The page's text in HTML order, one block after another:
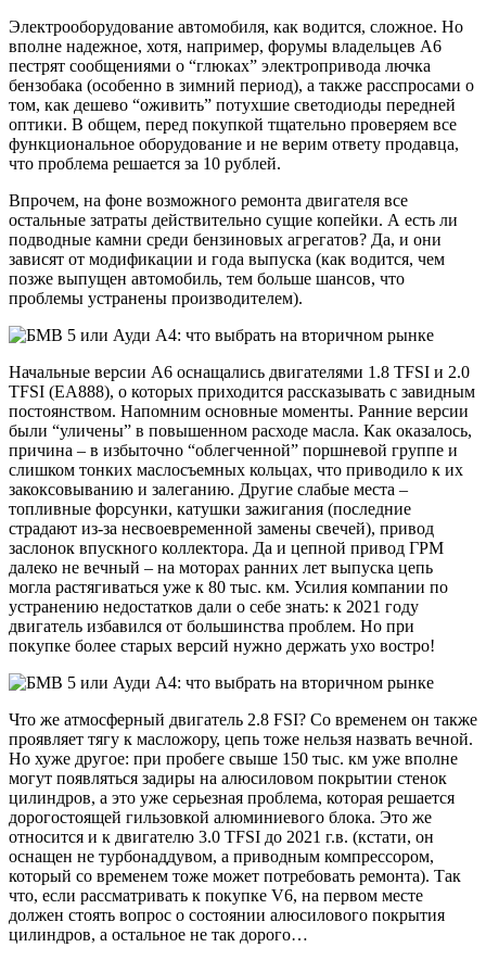
Электрооборудование автомобиля, как водится, сложное. Но
вполне надежное, хотя, например, форумы владельцев А6
пестрят сообщениями о “глюках” электропривода лючка
бензобака (особенно в зимний период), а также расспросами о
том, как дешево “оживить” потухшие светодиоды передней
оптики. В общем, перед покупкой тщательно проверяем все
функциональное оборудование и не верим ответу продавца,
что проблема решается за 10 рублей.
Впрочем, на фоне возможного ремонта двигателя все
остальные затраты действительно сущие копейки. А есть ли
подводные камни среди бензиновых агрегатов? Да, и они
зависят от модификации и года выпуска (как водится, чем
позже выпущен автомобиль, тем больше шансов, что
проблемы устранены производителем).
Начальные версии А6 оснащались двигателями 1.8 TFSI и 2.0
TFSI (EA888), о которых приходится рассказывать с завидным
постоянством. Напомним основные моменты. Ранние версии
были “уличены” в повышенном расходе масла. Как оказалось,
причина – в избыточно “облегченной” поршневой группе и
слишком тонких маслосъемных кольцах, что приводило к их
закоксовыванию и залеганию. Другие слабые места –
топливные форсунки, катушки зажигания (последние
страдают из-за несвоевременной замены свечей), привод
заслонок впускного коллектора. Да и цепной привод ГРМ
далеко не вечный – на моторах ранних лет выпуска цепь
могла растягиваться уже к 80 тыс. км. Усилия компании по
устранению недостатков дали о себе знать: к 2021 году
двигатель избавился от большинства проблем. Но при
покупке более старых версий нужно держать ухо востро!
Что же атмосферный двигатель 2.8 FSI? Со временем он также
проявляет тягу к масложору, цепь тоже нельзя назвать вечной.
Но хуже другое: при пробеге свыше 150 тыс. км уже вполне
могут появляться задиры на алюсиловом покрытии стенок
цилиндров, а это уже серьезная проблема, которая решается
дорогостоящей гильзовкой алюминиевого блока. Это же
относится и к двигателю 3.0 TFSI до 2021 г.в. (кстати, он
оснащен не турбонаддувом, а приводным компрессором,
который со временем тоже может потребовать ремонта). Так
что, если рассматривать к покупке V6, на первом месте
должен стоять вопрос о состоянии алюсилового покрытия
цилиндров, а остальное не так дорого…